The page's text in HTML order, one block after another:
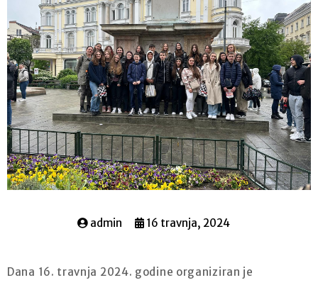
admin 16 travnja, 2024
Dana 16. travnja 2024. godine organiziran je